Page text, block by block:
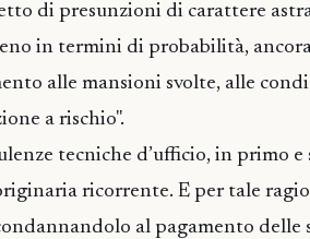
di presunzioni di carattere
in termini di probabilità,
alle mansioni svolte, alle
a rischio".
tecniche d’ufficio, in primo
ricorrente. E per tale
al pagamento delle